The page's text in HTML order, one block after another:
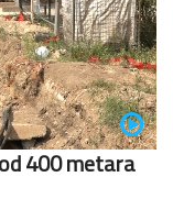
400 metara